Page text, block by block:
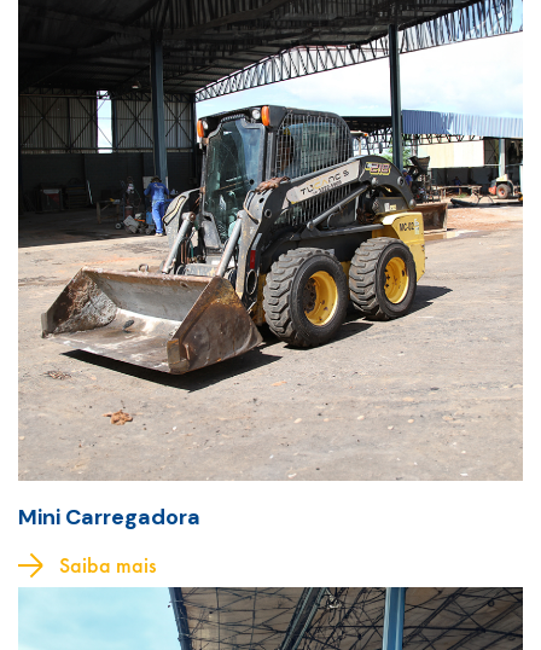
Mini Carregadora
Saiba mais